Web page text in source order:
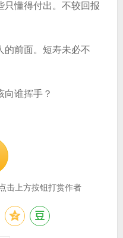
只懂得付出。不较回报
的前面。短寿未必不
向谁挥手？
击上方按钮打赏作者